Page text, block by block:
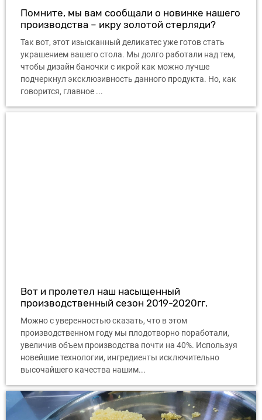
Помните, мы вам сообщали о новинке нашего
производства – икру золотой стерляди?
Так вот, этот изысканный деликатес уже готов стать
украшением вашего стола. Мы долго работали над тем,
чтобы дизайн баночки с икрой как можно лучше
подчеркнул эксклюзивность данного продукта. Но, как
говорится, главное ...
Вот и пролетел наш насыщенный
производственный сезон 2019-2020гг.
Можно с уверенностью сказать, что в этом
производственном году мы плодотворно поработали,
увеличив объем производства почти на 40%. Используя
новейшие технологии, ингредиенты исключительно
высочайшего качества нашим...